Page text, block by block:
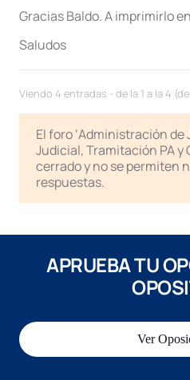
Gracias Baldo. A imprimirlo
Saludos
Viendo 4 entradas - de la 1 a la 4
El foro ‘Administración
Judicial, Tramitación PA y
cerrado y no se permiten
respuestas.
APRUEBA TU
Ver